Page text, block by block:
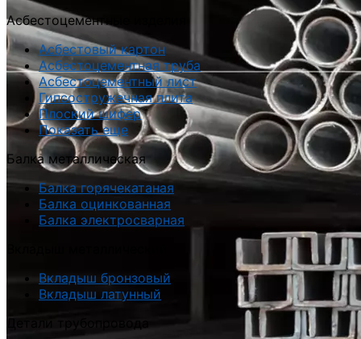
Асбестоцементные изделия
Асбестовый картон
Асбестоцементная труба
Асбестоцементный лист
Гипсостружечная плита
Плоский шифер
Показать еще
Балка металлическая
Балка горячекатаная
Балка оцинкованная
Балка электросварная
Вкладыш бронзовый
Вкладыш латунный
Детали трубопровода